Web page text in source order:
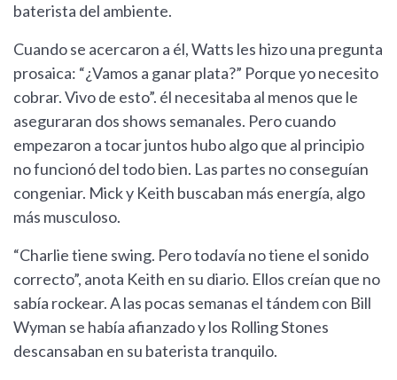
baterista del ambiente.
Cuando se acercaron a él, Watts les hizo una pregunta
prosaica: “¿Vamos a ganar plata?” Porque yo necesito
cobrar. Vivo de esto”. él necesitaba al menos que le
aseguraran dos shows semanales. Pero cuando
empezaron a tocar juntos hubo algo que al principio
no funcionó del todo bien. Las partes no conseguían
congeniar. Mick y Keith buscaban más energía, algo
más musculoso.
“Charlie tiene swing. Pero todavía no tiene el sonido
correcto”, anota Keith en su diario. Ellos creían que no
sabía rockear. A las pocas semanas el tándem con Bill
Wyman se había afianzado y los Rolling Stones
descansaban en su baterista tranquilo.